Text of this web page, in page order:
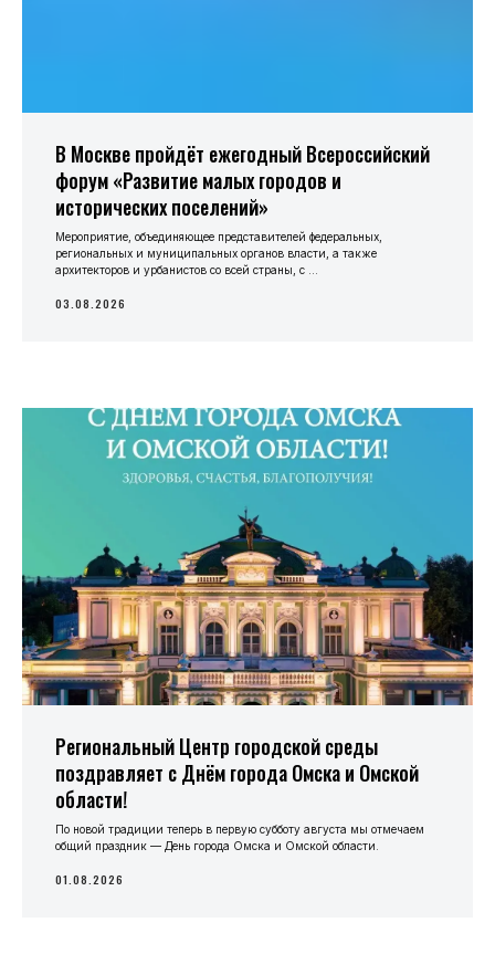
В Москве пройдёт ежегодный Всероссийский
форум «Развитие малых городов и
исторических поселений»
Мероприятие, объединяющее представителей федеральных,
региональных и муниципальных органов власти, а также
архитекторов и урбанистов со всей страны, с ...
03.08.2026
Региональный Центр городской среды
поздравляет с Днём города Омска и Омской
области!
По новой традиции теперь в первую субботу августа мы отмечаем
общий праздник — День города Омска и Омской области.
01.08.2026